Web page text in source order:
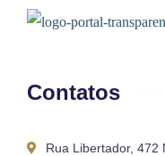
Contatos
Rua Libertador, 472